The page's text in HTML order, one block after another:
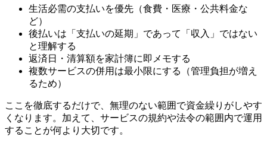
生活必需の支払いを優先（食費・医療・公共料金な
ど）
後払いは「支払いの延期」であって「収入」ではない
と理解する
返済日・清算額を家計簿に即メモする
複数サービスの併用は最小限にする（管理負担が増え
るため）
ここを徹底するだけで、無理のない範囲で資金繰りがしやす
くなります。加えて、サービスの規約や法令の範囲内で運用
することが何より大切です。